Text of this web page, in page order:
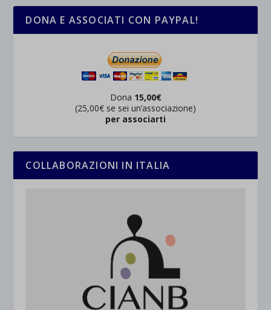
DONA E ASSOCIATI CON PAYPAL!
Dona 15,00€
(25,00€ se sei un’associazione)
per associarti
COLLABORAZIONI IN ITALIA